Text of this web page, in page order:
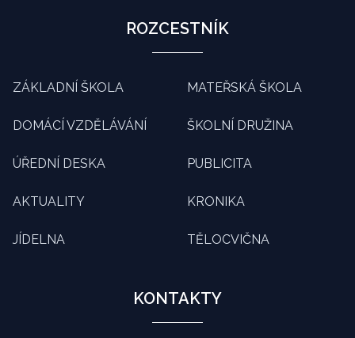
ROZCESTNÍK
ZÁKLADNÍ ŠKOLA MATEŘSKÁ ŠKOLA
DOMÁCÍ VZDĚLÁVÁNÍ ŠKOLNÍ DRUŽINA
ÚŘEDNÍ DESKA PUBLICITA
AKTUALITY KRONIKA
JÍDELNA TĚLOCVIČNA
KONTAKTY